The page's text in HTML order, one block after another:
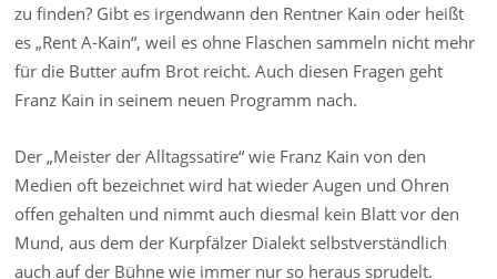
zu finden? Gibt es irgendwann den Rentner Kain oder heißt
es „Rent A-Kain“, weil es ohne Flaschen sammeln nicht mehr
für die Butter aufm Brot reicht. Auch diesen Fragen geht
Franz Kain in seinem neuen Programm nach.
Der „Meister der Alltagssatire“ wie Franz Kain von den
Medien oft bezeichnet wird hat wieder Augen und Ohren
offen gehalten und nimmt auch diesmal kein Blatt vor den
Mund, aus dem der Kurpfälzer Dialekt selbstverständlich
auch auf der Bühne wie immer nur so heraus sprudelt.